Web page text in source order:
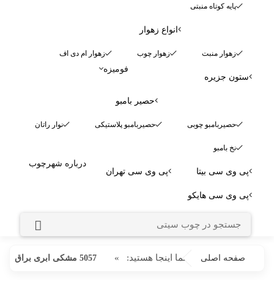
پایه کوتاه منبتی
انواع زهوار
زهوار منبت زهوار چوب زهوار ام دی اف
ستون جزیره
حصیر بامبو
حصیربامبو چوبی حصیربامبو پلاستیکی نوار راتان
نخ بامبو
فومیزه
پی وی سی بیتا پی وی سی تهران
پی وی سی هایکو
درباره شهرچوب
شما اینجا هستید: صفحه اصلی » 5057 مشکی ابری براق